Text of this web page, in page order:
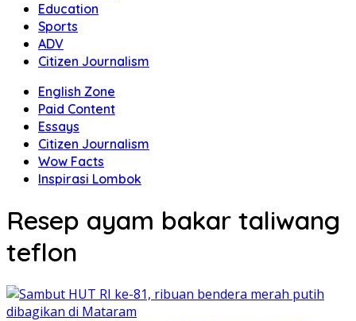
Education
Sports
ADV
Citizen Journalism
English Zone
Paid Content
Essays
Citizen Journalism
Wow Facts
Inspirasi Lombok
Resep ayam bakar taliwang
teflon